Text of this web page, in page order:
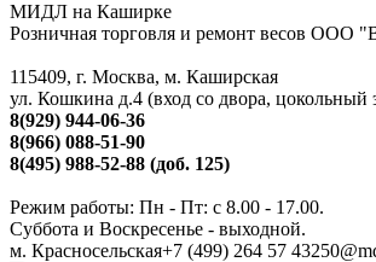
МИДЛ на Каширке
Розничная торговля и ремонт весов ООО
115409, г. Москва, м. Каширская
ул. Кошкина д.4 (вход со двора, цокольный
8(929) 944-06-36
8(966) 088-51-90
8(495) 988-52-88 (доб. 125)
Режим работы: Пн - Пт: с 8.00 - 17.00.
Суббота и Воскресенье - выходной.
м. Красносельская+7 (499) 264 57 43